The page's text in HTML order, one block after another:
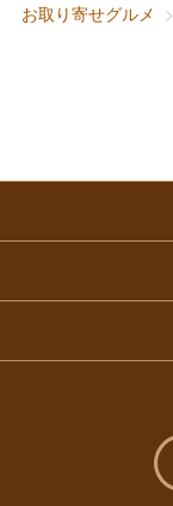
お取り寄せグルメ